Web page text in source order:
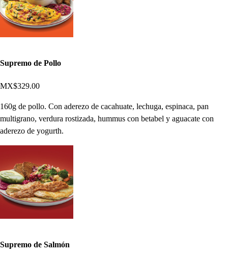
Supremo de Pollo
MX$329.00
160g de pollo. Con aderezo de cacahuate, lechuga, espinaca, pan
multigrano, verdura rostizada, hummus con betabel y aguacate con
aderezo de yogurth.
Supremo de Salmón